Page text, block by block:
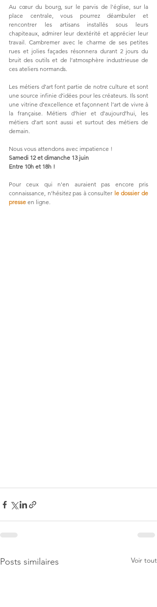
Au cœur du bourg, sur le parvis de l'église, sur la
place centrale, vous pourrez déambuler et
rencontrer les artisans installés sous leurs
chapiteaux, admirer leur dextérité et apprécier leur
travail. Cambremer avec le charme de ses petites
rues et jolies façades résonnera durant 2 jours du
bruit des outils et de l’atmosphère industrieuse de
ces ateliers normands.
Les métiers d’art font partie de notre culture et sont
une source infinie d’idées pour les créateurs. Ils sont
une vitrine d’excellence et façonnent l’art de vivre à
la française. Métiers d’hier et d’aujourd’hui, les
métiers d’art sont aussi et surtout des métiers de
demain.
Nous vous attendons avec impatience !
Samedi 12 et dimanche 13 juin
Entre 10h et 18h !
Pour ceux qui n'en auraient pas encore pris
connaissance, n'hésitez pas à consulter le dossier de
presse en ligne.
Posts similaires Voir tout